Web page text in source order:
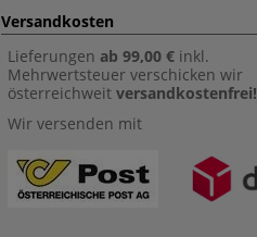
Versandkosten
Lieferungen ab 99,00 € inkl.
Mehrwertsteuer verschicken wir
österreichweit versandkostenfrei!
Wir versenden mit